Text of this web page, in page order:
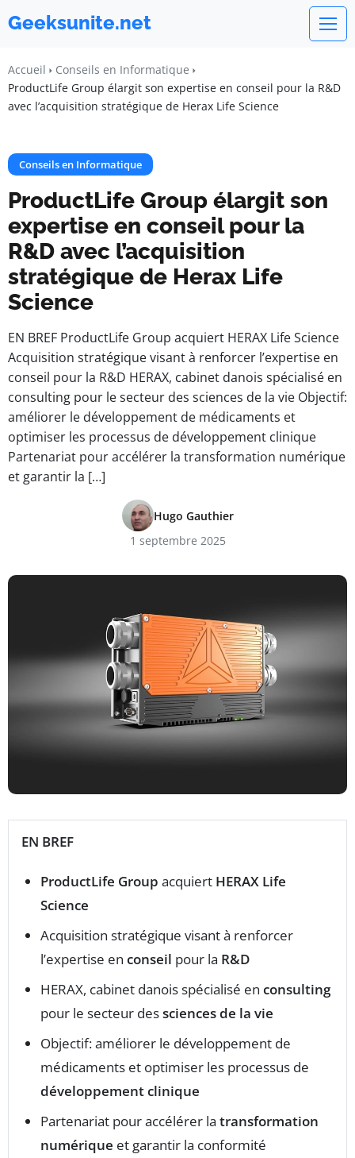
Geeksunite.net
Accueil
Conseils en Informatique
ProductLife Group élargit son expertise en conseil pour la R&D
avec l’acquisition stratégique de Herax Life Science
Conseils en Informatique
ProductLife Group élargit son
expertise en conseil pour la
R&D avec l’acquisition
stratégique de Herax Life
Science
EN BREF ProductLife Group acquiert HERAX Life Science
Acquisition stratégique visant à renforcer l’expertise en
conseil pour la R&D HERAX, cabinet danois spécialisé en
consulting pour le secteur des sciences de la vie Objectif:
améliorer le développement de médicaments et
optimiser les processus de développement clinique
Partenariat pour accélérer la transformation numérique
et garantir la […]
Hugo Gauthier
1 septembre 2025
EN BREF
ProductLife Group acquiert HERAX Life
Science
Acquisition stratégique visant à renforcer
l’expertise en conseil pour la R&D
HERAX, cabinet danois spécialisé en consulting
pour le secteur dessciences de la vie
Objectif: améliorer le développement de
médicaments et optimiser les processus de
développement clinique
Partenariat pour accélérer la transformation
numérique et garantir la conformité